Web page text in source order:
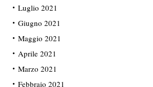
Luglio 2021
Giugno 2021
Maggio 2021
Aprile 2021
Marzo 2021
Febbraio 2021